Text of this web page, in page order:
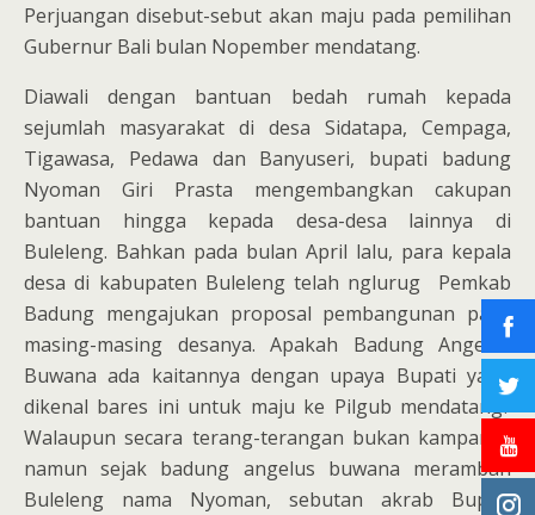
Perjuangan disebut-sebut akan maju pada pemilihan
Gubernur Bali bulan Nopember mendatang.
Diawali dengan bantuan bedah rumah kepada
sejumlah masyarakat di desa Sidatapa, Cempaga,
Tigawasa, Pedawa dan Banyuseri, bupati badung
Nyoman Giri Prasta mengembangkan cakupan
bantuan hingga kepada desa-desa lainnya di
Buleleng. Bahkan pada bulan April lalu, para kepala
desa di kabupaten Buleleng telah nglurug Pemkab
Badung mengajukan proposal pembangunan pada
masing-masing desanya. Apakah Badung Angelus
Buwana ada kaitannya dengan upaya Bupati yang
dikenal bares ini untuk maju ke Pilgub mendatang?
Walaupun secara terang-terangan bukan kampanye
namun sejak badung angelus buwana merambah
Buleleng nama Nyoman, sebutan akrab Bupati